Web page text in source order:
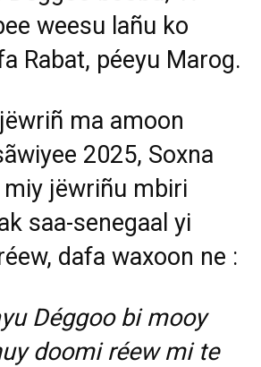
weesu lañu ko
Rabat, péeyu Marog.
ma amoon
2025, Soxna
miy jëwriñu mbiri
saa-senegaal yi
dafa waxoon ne :
Déggoo bi mooy
doomi réew mi te